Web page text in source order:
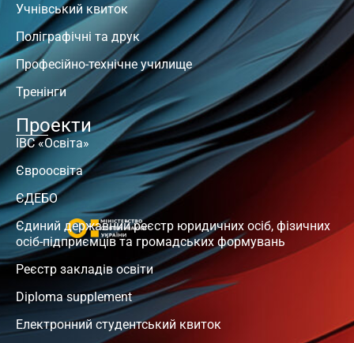
Учнівський квиток
Поліграфічні та друк
Професійно-технічне училище
Тренінги
Проекти
ІВС «Освіта»
Євроосвіта
ЄДЕБО
Єдиний державний реєстр юридичних осіб, фізичних
осіб-підприємців та громадських формувань
Реєстр закладів освіти
Diploma supplement
Електронний студентський квиток